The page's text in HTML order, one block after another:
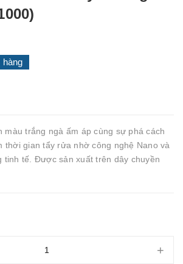
hàng
màu trắng ngà ấm áp cùng sự phá cách
thời gian tẩy rửa nhờ công nghệ Nano và
tinh tế. Được sản xuất trên dây chuyền
+